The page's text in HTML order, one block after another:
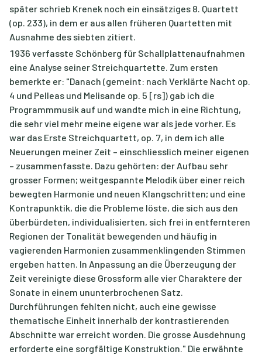
später schrieb Krenek noch ein einsätziges 8. Quartett
(op. 233), in dem er aus allen früheren Quartetten mit
Ausnahme des siebten zitiert.
1936 verfasste Schönberg für Schallplattenaufnahmen
eine Analyse seiner Streichquartette. Zum ersten
bemerkte er: "Danach (gemeint: nach Verklärte Nacht op.
4 und Pelleas und Melisande op. 5 [rs]) gab ich die
Programmmusik auf und wandte mich in eine Richtung,
die sehr viel mehr meine eigene war als jede vorher. Es
war das Erste Streichquartett, op. 7, in dem ich alle
Neuerungen meiner Zeit – einschliesslich meiner eigenen
– zusammenfasste. Dazu gehörten: der Aufbau sehr
grosser Formen; weitgespannte Melodik über einer reich
bewegten Harmonie und neuen Klangschritten; und eine
Kontrapunktik, die die Probleme löste, die sich aus den
überbürdeten, individualisierten, sich frei in entfernteren
Regionen der Tonalität bewegenden und häufig in
vagierenden Harmonien zusammenklingenden Stimmen
ergeben hatten. In Anpassung an die Überzeugung der
Zeit vereinigte diese Grossform alle vier Charaktere der
Sonate in einem ununterbrochenen Satz.
Durchführungen fehlten nicht, auch eine gewisse
thematische Einheit innerhalb der kontrastierenden
Abschnitte war erreicht worden. Die grosse Ausdehnung
erforderte eine sorgfältige Konstruktion." Die erwähnte